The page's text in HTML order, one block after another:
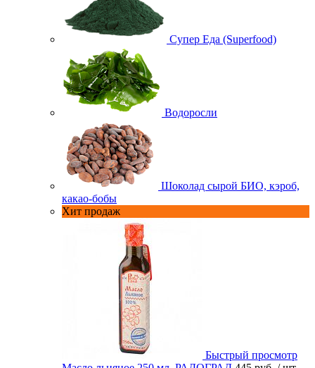
Супер Еда (Superfood)
Водоросли
Шоколад сырой БИО, кэроб,
какао-бобы
Хит продаж
Быстрый просмотр